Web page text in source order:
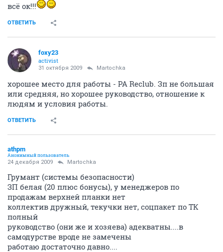
всё ок!!!
ОТВЕТИТЬ
foxy23
activist
31 октября 2009 Martochka
хорошее место для работы - РА Reclub. Зп не большая
или средняя, но хорошее руководство, отношение к
людям и условия работы.
ОТВЕТИТЬ
athpm
Анонимный пользователь
24 декабря 2009 Martochka
Грумант (системы безопасности)
ЗП белая (20 плюс бонусы), у менеджеров по
продажам верхней планки нет
коллектив дружный, текучки нет, соцпакет по ТК
полный
руководство (они же и хозяева) адекватны....в
самодурстве вроде не замечены
работаю достаточно давно....